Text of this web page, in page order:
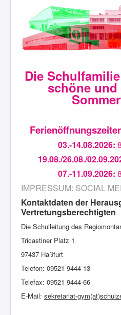
Die
schöne und
03.-14.08.2026:
19.08./26.08./
07.-11.09.2026:
IMPRESSUM: SOCIAL
Kontaktdaten der
Vertretungsberechtigten
Die Schulleitung des
Tricastiner Platz 1
97437 Haßfurt
Telefon: 09521 9444-13
Telefax: 09521 9444-66
E-Mail: sekretariat-